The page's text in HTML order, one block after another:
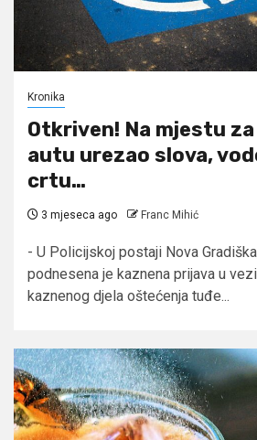
Kronika
Otkriven! Na mjestu
autu urezao slova,
crtu…
3 mjeseca ago Franc Mihić
- U Policijskoj postaji Nova
podnesena je kaznena prijava u
kaznenog djela oštećenja tuđe...